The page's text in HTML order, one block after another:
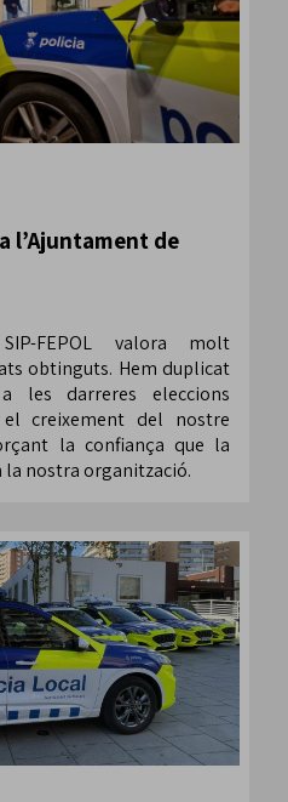
l’Ajuntament de
FEPOL valora molt
obtinguts. Hem duplicat
les darreres eleccions
creixement del nostre
la confiança que la
la nostra organització.